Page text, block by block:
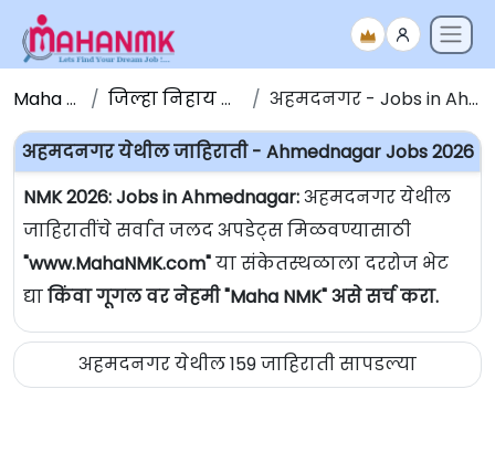
Maha NMK जिल्हा निहाय जाहिराती अहमदनगर - Jobs in Ahmednagar
अहमदनगर येथील जाहिराती - Ahmednagar Jobs 2026
NMK 2026: Jobs in Ahmednagar:अहमदनगर येथील
जाहिरातींचे सर्वात जलद अपडेट्स मिळवण्यासाठी
"www.MahaNMK.com"या संकेतस्थळाला दररोज भेट
द्याकिंवा गूगल वर नेहमी "Maha NMK" असे सर्च करा.
अहमदनगर येथील 159 जाहिराती सापडल्या